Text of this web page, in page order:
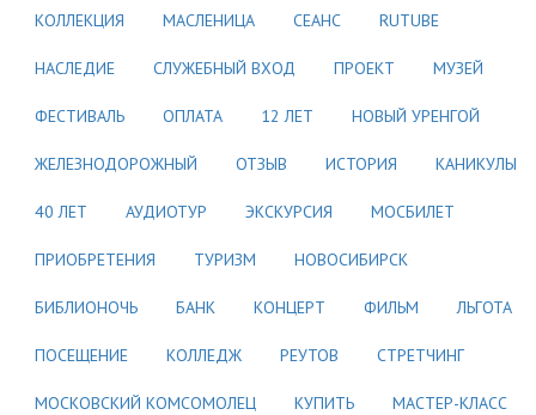
КОЛЛЕКЦИЯ МАСЛЕНИЦА СЕАНС RUTUBE
НАСЛЕДИЕ СЛУЖЕБНЫЙ ВХОД ПРОЕКТ МУЗЕЙ
ФЕСТИВАЛЬ ОПЛАТА 12 ЛЕТ НОВЫЙ УРЕНГОЙ
ЖЕЛЕЗНОДОРОЖНЫЙ ОТЗЫВ ИСТОРИЯ КАНИКУЛЫ
40 ЛЕТ АУДИОТУР ЭКСКУРСИЯ МОСБИЛЕТ
ПРИОБРЕТЕНИЯ ТУРИЗМ НОВОСИБИРСК
БИБЛИОНОЧЬ БАНК КОНЦЕРТ ФИЛЬМ ЛЬГОТА
ПОСЕЩЕНИЕ КОЛЛЕДЖ РЕУТОВ СТРЕТЧИНГ
МОСКОВСКИЙ КОМСОМОЛЕЦ КУПИТЬ МАСТЕР-КЛАСС